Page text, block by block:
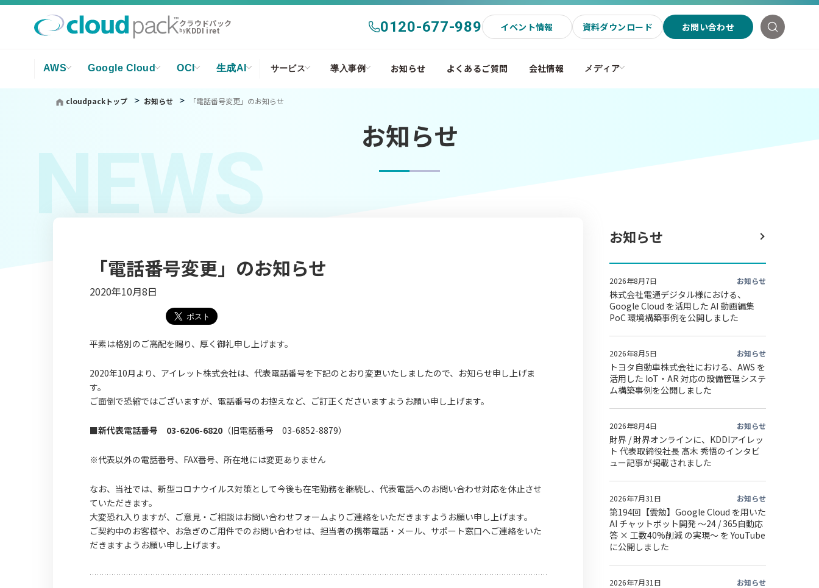
クラウドパック
byKDDI iret 0120-677-989 イベント情報 資料ダウンロード お問い合わせ
AWS Google Cloud OCI 生成AI サービス 導入事例 お知らせ よくあるご質問 会社情報 メディア
cloudpackトップ お知らせ 「電話番号変更」のお知らせ
お知らせ
NEWS
「電話番号変更」のお知らせ
2020年10月8日
平素は格別のご高配を賜り、厚く御礼申し上げます。
2020年10月より、アイレット株式会社は、代表電話番号を下記のとおり変更いたしましたので、お知らせ申し上げま
す。
ご面倒で恐縮ではございますが、電話番号のお控えなど、ご訂正くださいますようお願い申し上げます。
■新代表電話番号 03-6206-6820 （旧電話番号 03-6852-8879）
※代表以外の電話番号、FAX番号、所在地には変更ありません
なお、当社では、新型コロナウイルス対策として今後も在宅勤務を継続し、代表電話へのお問い合わせ対応を休止させ
ていただきます。
大変恐れ入りますが、ご意見・ご相談はお問い合わせフォームよりご連絡をいただきますようお願い申し上げます。
ご契約中のお客様や、お急ぎのご用件でのお問い合わせは、担当者の携帯電話・メール、サポート窓口へご連絡をいた
だきますようお願い申し上げます。
お知らせ
2026年8月7日 お知らせ
株式会社電通デジタル様における、
Google Cloud を活用した AI 動画編集
PoC 環境構築事例を公開しました
2026年8月5日 お知らせ
トヨタ自動車株式会社における、AWS を
活用した IoT・AR 対応の設備管理システ
ム構築事例を公開しました
2026年8月4日 お知らせ
財界 / 財界オンラインに、KDDIアイレッ
ト 代表取締役社長 髙木 秀悟のインタビ
ュー記事が掲載されました
2026年7月31日 お知らせ
第194回【雲勉】Google Cloud を用いた
AI チャットボット開発 〜24 / 365自動応
答 × 工数40%削減 の実現〜 を YouTube
に公開しました
2026年7月31日 お知らせ